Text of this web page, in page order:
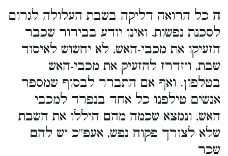
ה כל הרואה דליקה בשבת העלולה לגרום
לסכנת נפשות, ואינו יודע בבירור שכבר
הזעיקו את מכבי-האש, לא יחשוש לאיסור
שבת, ויזדרז להזעיק את מכבי-האש
בטלפון. ואף אם התברר לבסוף שמספר
אנשים טילפנו כל אחד בנפרד למכבי
האש, ונמצא שכמה מהם חיללו את השבת
שלא לצורך פקוח נפש, אעפ''כ יש להם
שכר